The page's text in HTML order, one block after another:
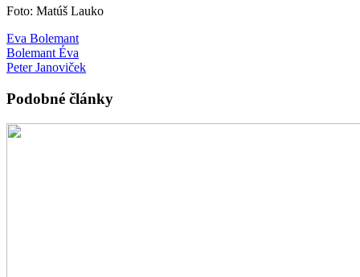
Foto: Matúš Lauko
Eva Bolemant
Bolemant Éva
Peter Janoviček
Podobné články